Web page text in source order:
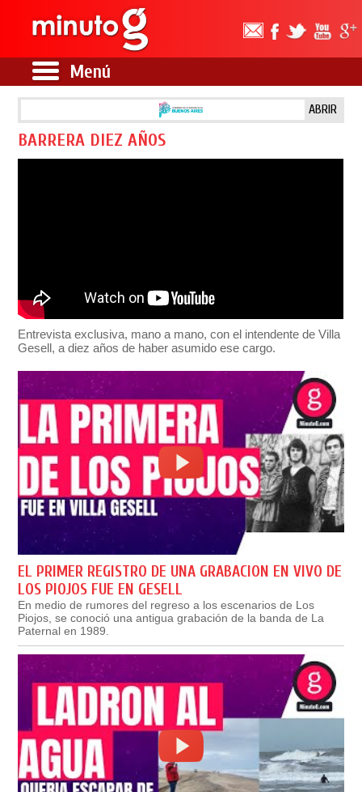
Menú
ABRIR
BARRERA DIEZ AÑOS
Entrevista exclusiva, mano a mano, con el intendente de Villa
Gesell, a diez años de haber asumido ese cargo.
EL PRIMER REGISTRO DE UNA GRABACION EN VIVO DE
LOS PIOJOS FUE EN GESELL
En medio de rumores del regreso a los escenarios de Los
Piojos, se conoció una antigua grabación de la banda de La
Paternal en 1989.